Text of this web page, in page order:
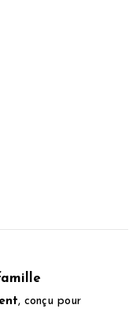
, conçu pour